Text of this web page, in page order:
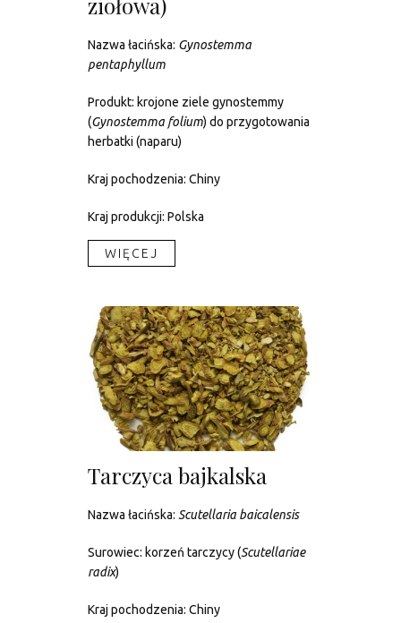
Nazwa łacińska: Gynostemma
pentaphyllum
Produkt: krojone ziele gynostemmy
(Gynostemma folium) do przygotowania
herbatki (naparu)
Kraj pochodzenia: Chiny
Kraj produkcji: Polska
WIĘCEJ​
Tarczyca bajkalska
Nazwa łacińska: Scutellaria baicalensis
Surowiec: korzeń tarczycy (Scutellariae
radix)
Kraj pochodzenia: Chiny